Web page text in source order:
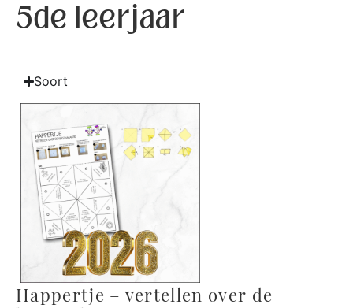
5de leerjaar
Soort
Happertje – vertellen over de